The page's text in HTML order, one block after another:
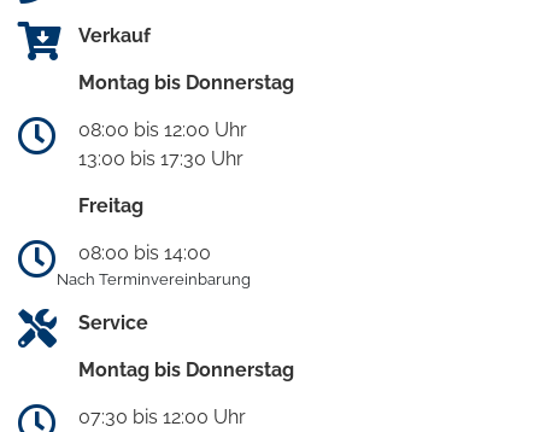
Verkauf
Montag bis Donnerstag
08:00 bis 12:00 Uhr
13:00 bis 17:30 Uhr
Freitag
08:00 bis 14:00
Nach Terminvereinbarung
Service
Montag bis Donnerstag
07:30 bis 12:00 Uhr